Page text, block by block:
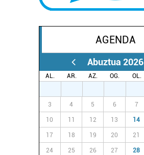
AGENDA
Abuztua 2026
AL. AR. AZ. OG. OL.
3 4 5 6 7
10 11 12 13 14
17 18 19 20 21
24 25 26 27 28